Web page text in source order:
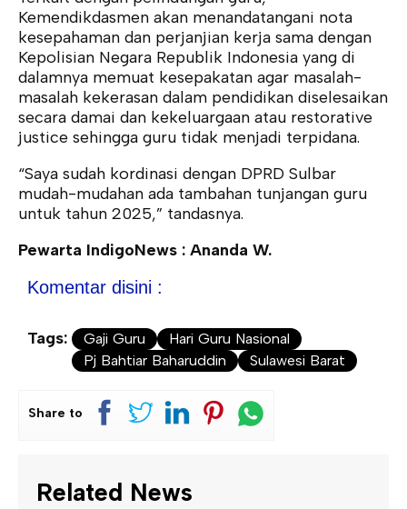
Kemendikdasmen akan menandatangani nota
kesepahaman dan perjanjian kerja sama dengan
Kepolisian Negara Republik Indonesia yang di
dalamnya memuat kesepakatan agar masalah-
masalah kekerasan dalam pendidikan diselesaikan
secara damai dan kekeluargaan atau restorative
justice sehingga guru tidak menjadi terpidana.
“Saya sudah kordinasi dengan DPRD Sulbar
mudah-mudahan ada tambahan tunjangan guru
untuk tahun 2025,” tandasnya.
Pewarta IndigoNews : Ananda W.
Komentar disini :
Tags: Gaji Guru
Hari Guru Nasional
Pj Bahtiar Baharuddin
Sulawesi Barat
Share to
Related News